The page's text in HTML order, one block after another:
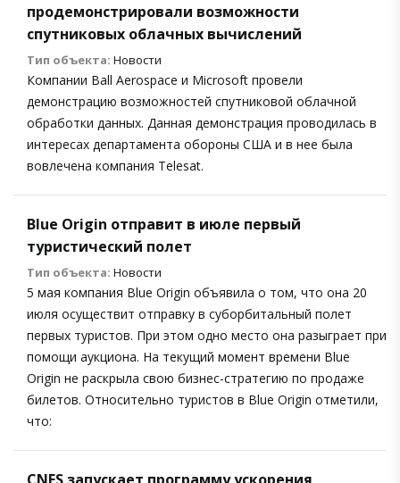
продемонстрировали возможности
спутниковых облачных вычислений
Тип объекта: Новости
Компании Ball Aerospace и Microsoft провели
демонстрацию возможностей спутниковой облачной
обработки данных. Данная демонстрация проводилась в
интересах департамента обороны США и в нее была
вовлечена компания Telesat.
Blue Origin отправит в июле первый
туристический полет
Тип объекта: Новости
5 мая компания Blue Origin объявила о том, что она 20
июля осуществит отправку в суборбитальный полет
первых туристов. При этом одно место она разыграет при
помощи аукциона. На текущий момент времени Blue
Origin не раскрыла свою бизнес-стратегию по продаже
билетов. Относительно туристов в Blue Origin отметили,
что: